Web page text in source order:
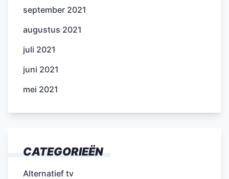
september 2021
augustus 2021
juli 2021
juni 2021
mei 2021
CATEGORIEËN
Alternatief tv